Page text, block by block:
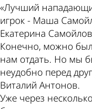
«Лучший
игрок - Маша
Екатерина
Конечно, можно
нам отдать. Но мы
неудобно перед
Виталий Антонов.
Уже через